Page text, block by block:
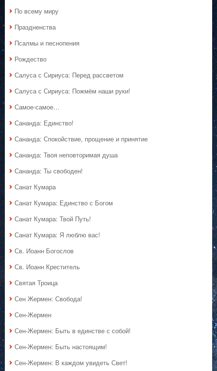
По всему миру
Праздненства
Псалмы и песнопения
Рождество
Салуса с Сириуса: Перед рассветом
Салуса с Сириуса: Пожмём наши руки!
Самое-самое…
Сананда: Единство!
Сананда: Спокойствие, прощение и принятие
Сананда: Твоя неповторимая душа
Сананда: Ты свободен!
Санат Кумара
Санат Кумара: Единство с Богом
Санат Кумара: Твой Путь!
Санат Кумара: Я люблю вас!
Св. Иоанн Богослов
Св. Иоанн Креститель
Святая Троица
Сен Жермен: Свобода!
Сен-Жермен
Сен-Жермен: Быть в единстве с собой!
Сен-Жермен: Быть настоящим!
Сен-Жермен: В каждом увидеть Свет!